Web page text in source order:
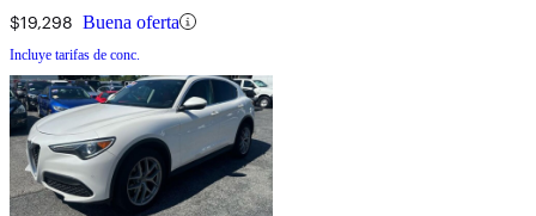
$19,298 Buena oferta
Incluye tarifas de conc.